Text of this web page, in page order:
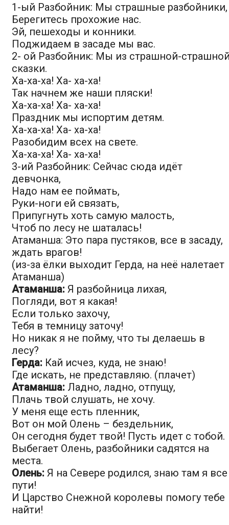
1-ый Разбойник: Мы страшные разбойники,
Берегитесь прохожие нас.
Эй, пешеходы и конники.
Поджидаем в засаде мы вас.
2- ой Разбойник: Мы из страшной-
сказки.
Ха-ха-ха! Ха- ха-ха!
Так начнем же наши пляски!
Ха-ха-ха! Ха- ха-ха!
Праздник мы испортим детям.
Ха-ха-ха! Ха- ха-ха!
Разобидим всех на свете.
Ха-ха-ха! Ха- ха-ха!
3-ий Разбойник: Сейчас сюда идёт
девчонка,
Надо нам ее поймать,
Руки-ноги ей связать,
Припугнуть хоть самую малость,
Чтоб по лесу не шаталась!
Атаманша: Это пара пустяков, все в засаду,
ждать врагов!
(из-за ёлки выходит Герда, на неё налетает
Атаманша)
Атаманша: Я разбойница лихая,
Погляди, вот я какая!
Если только захочу,
Тебя в темницу заточу!
Но никак я не пойму, что ты делаешь в
лесу?
Герда: Кай исчез, куда, не знаю!
Где искать, не представляю. (плачет)
Атаманша: Ладно, ладно, отпущу,
Плачь твой слушать, не хочу.
У меня еще есть пленник,
Вот он мой Олень – бездельник,
Он сегодня будет твой! Пусть идет с тобой.
Выбегает Олень, разбойники садятся на
места.
Олень: Я на Севере родился, знаю там я все
пути!
И Царство Снежной королевы помогу тебе
найти!